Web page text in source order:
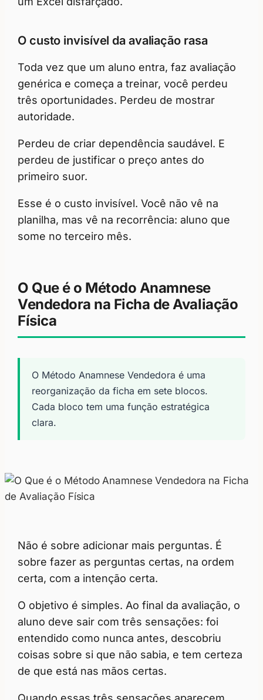
O custo invisível da avaliação rasa
Toda vez que um aluno entra, faz avaliação
genérica e começa a treinar, você perdeu
três oportunidades. Perdeu de mostrar
autoridade.
Perdeu de criar dependência saudável. E
perdeu de justificar o preço antes do
primeiro suor.
Esse é o custo invisível. Você não vê na
planilha, mas vê na recorrência: aluno que
some no terceiro mês.
O Que é o Método Anamnese
Vendedora na Ficha de Avaliação
Física
O Método Anamnese Vendedora é uma
reorganização da ficha em sete blocos.
Cada bloco tem uma função estratégica
clara.
Não é sobre adicionar mais perguntas. É
sobre fazer as perguntas certas, na ordem
certa, com a intenção certa.
O objetivo é simples. Ao final da avaliação, o
aluno deve sair com três sensações: foi
entendido como nunca antes, descobriu
coisas sobre si que não sabia, e tem certeza
de que está nas mãos certas.